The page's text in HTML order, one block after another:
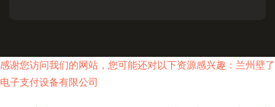
感谢您访问我们的网站，您可能还对以下资源感兴趣：兰州壁了
电子支付设备有限公司